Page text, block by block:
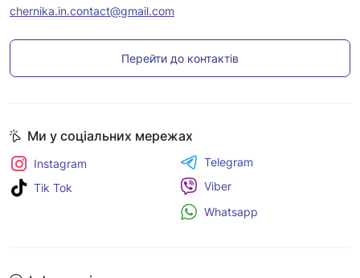
chernika.in.contact@gmail.com
Перейти до контактів
Ми у соціальних мережах
Instagram
Tik Tok
Telegram
Viber
Whatsapp